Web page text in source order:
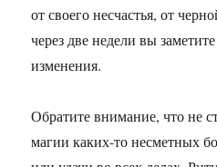
от своего несчастья, от
через две недели вы
изменения.
Обратите внимание, что не
магии каких-то несметных